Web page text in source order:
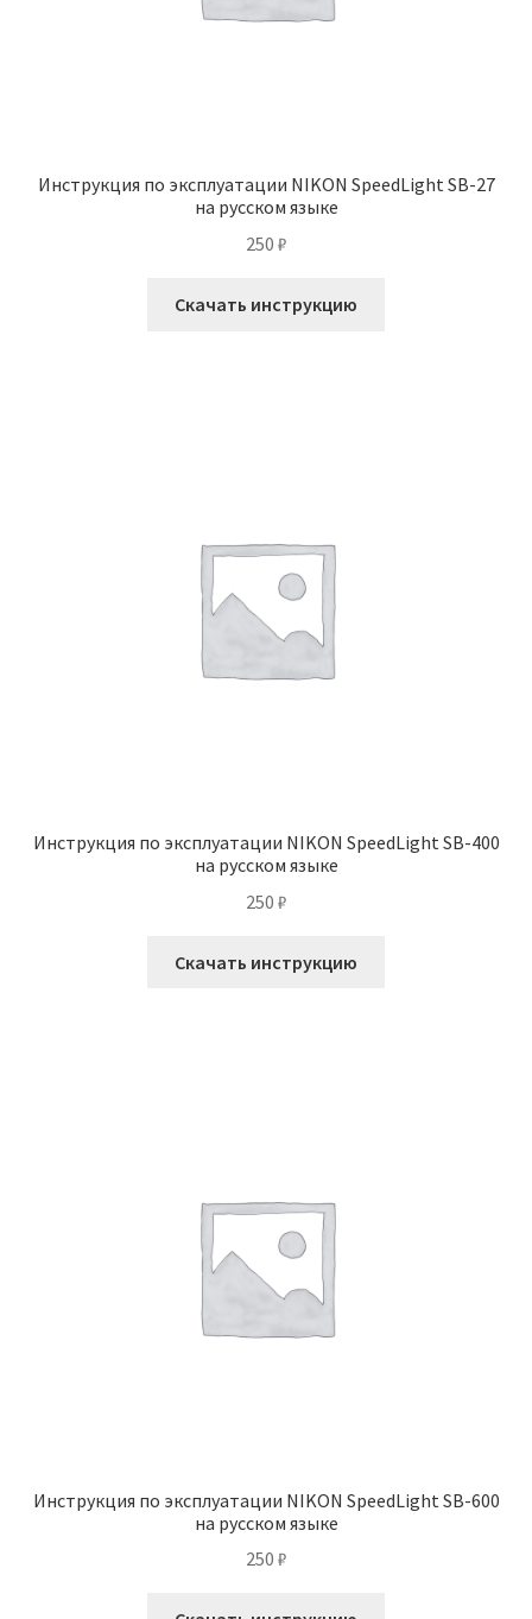
Инструкция по эксплуатации NIKON SpeedLight SB-27
на русском языке
250 ₽
Скачать инструкцию
Инструкция по эксплуатации NIKON SpeedLight SB-400
на русском языке
250 ₽
Скачать инструкцию
Инструкция по эксплуатации NIKON SpeedLight SB-600
на русском языке
250 ₽